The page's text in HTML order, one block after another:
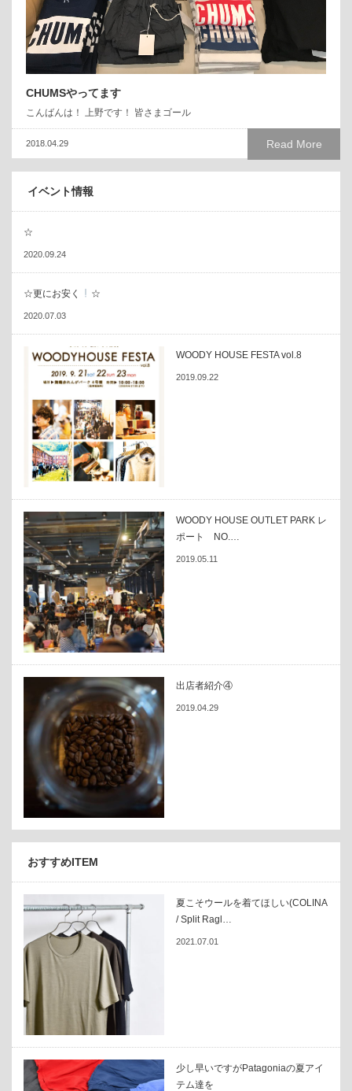
CHUMSやってます
こんばんは！ 上野です！ 皆さまゴール
Read More
2018.04.29
イベント情報
☆
2020.09.24
☆更にお安く ☆
2020.07.03
WOODY HOUSE FESTA vol.8
2019.09.22
WOODY HOUSE OUTLET PARK レ
ポート NO.…
2019.05.11
出店者紹介④
2019.04.29
おすすめITEM
夏こそウールを着てほしい(COLINA
/ Split Ragl…
2021.07.01
少し早いですがPatagoniaの夏アイ
テム達を